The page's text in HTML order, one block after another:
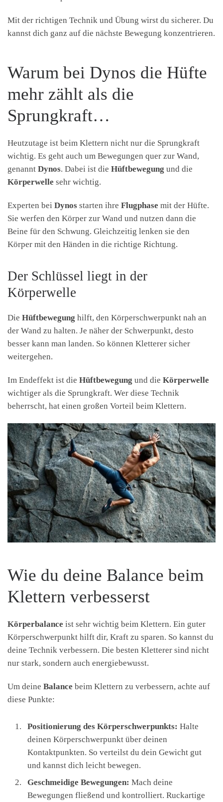
Mit der richtigen Technik und Übung wirst du sicherer. Du
kannst dich ganz auf die nächste Bewegung konzentrieren.
Warum bei Dynos die Hüfte
mehr zählt als die
Sprungkraft…
Heutzutage ist beim Klettern nicht nur die Sprungkraft
wichtig. Es geht auch um Bewegungen quer zur Wand,
genannt Dynos. Dabei ist die Hüftbewegung und die
Körperwelle sehr wichtig.
Experten bei Dynos starten ihre Flugphase mit der Hüfte.
Sie werfen den Körper zur Wand und nutzen dann die
Beine für den Schwung. Gleichzeitig lenken sie den
Körper mit den Händen in die richtige Richtung.
Der Schlüssel liegt in der
Körperwelle
Die Hüftbewegung hilft, den Körperschwerpunkt nah an
der Wand zu halten. Je näher der Schwerpunkt, desto
besser kann man landen. So können Kletterer sicher
weitergehen.
Im Endeffekt ist die Hüftbewegung und die Körperwelle
wichtiger als die Sprungkraft. Wer diese Technik
beherrscht, hat einen großen Vorteil beim Klettern.
Wie du deine Balance beim
Klettern verbesserst
Körperbalance ist sehr wichtig beim Klettern. Ein guter
Körperschwerpunkt hilft dir, Kraft zu sparen. So kannst du
deine Technik verbessern. Die besten Kletterer sind nicht
nur stark, sondern auch energiebewusst.
Um deine Balance beim Klettern zu verbessern, achte auf
diese Punkte:
Positionierung des Körperschwerpunkts: Halte
deinen Körperschwerpunkt über deinen
Kontaktpunkten. So verteilst du dein Gewicht gut
und kannst dich leicht bewegen.
Geschmeidige Bewegungen: Mach deine
Bewegungen fließend und kontrolliert. Ruckartige